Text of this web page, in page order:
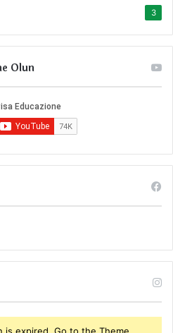
3
Olun
is expired, Go to the Theme